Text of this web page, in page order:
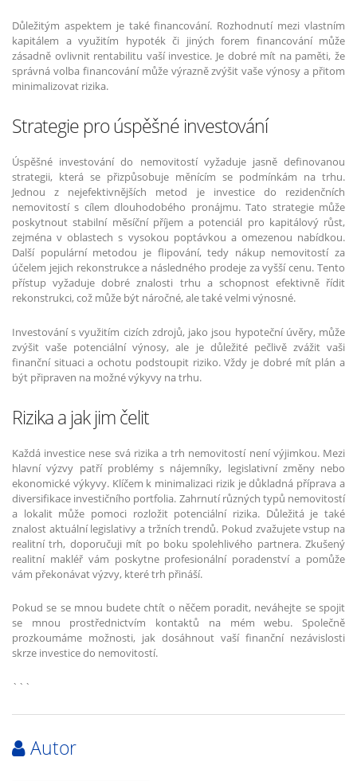
Důležitým aspektem je také financování. Rozhodnutí mezi vlastním
kapitálem a využitím hypoték či jiných forem financování může
zásadně ovlivnit rentabilitu vaší investice. Je dobré mít na paměti, že
správná volba financování může výrazně zvýšit vaše výnosy a přitom
minimalizovat rizika.
Strategie pro úspěšné investování
Úspěšné investování do nemovitostí vyžaduje jasně definovanou
strategii, která se přizpůsobuje měnícím se podmínkám na trhu.
Jednou z nejefektivnějších metod je investice do rezidenčních
nemovitostí s cílem dlouhodobého pronájmu. Tato strategie může
poskytnout stabilní měsíční příjem a potenciál pro kapitálový růst,
zejména v oblastech s vysokou poptávkou a omezenou nabídkou.
Další populární metodou je flipování, tedy nákup nemovitostí za
účelem jejich rekonstrukce a následného prodeje za vyšší cenu. Tento
přístup vyžaduje dobré znalosti trhu a schopnost efektivně řídit
rekonstrukci, což může být náročné, ale také velmi výnosné.
Investování s využitím cizích zdrojů, jako jsou hypoteční úvěry, může
zvýšit vaše potenciální výnosy, ale je důležité pečlivě zvážit vaši
finanční situaci a ochotu podstoupit riziko. Vždy je dobré mít plán a
být připraven na možné výkyvy na trhu.
Rizika a jak jim čelit
Každá investice nese svá rizika a trh nemovitostí není výjimkou. Mezi
hlavní výzvy patří problémy s nájemníky, legislativní změny nebo
ekonomické výkyvy. Klíčem k minimalizaci rizik je důkladná příprava a
diversifikace investičního portfolia. Zahrnutí různých typů nemovitostí
a lokalit může pomoci rozložit potenciální rizika. Důležitá je také
znalost aktuální legislativy a tržních trendů. Pokud zvažujete vstup na
realitní trh, doporučuji mít po boku spolehlivého partnera. Zkušený
realitní makléř vám poskytne profesionální poradenství a pomůže
vám překonávat výzvy, které trh přináší.
Pokud se se mnou budete chtít o něčem poradit, neváhejte se spojit
se mnou prostřednictvím kontaktů na mém webu. Společně
prozkoumáme možnosti, jak dosáhnout vaší finanční nezávislosti
skrze investice do nemovitostí.
```
Autor